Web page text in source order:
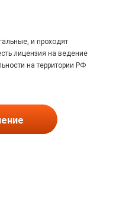
и проходят
лицензия на ведение
на территории РФ